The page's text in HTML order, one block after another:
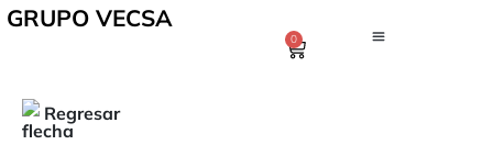
GRUPO VECSA
0
Regresar